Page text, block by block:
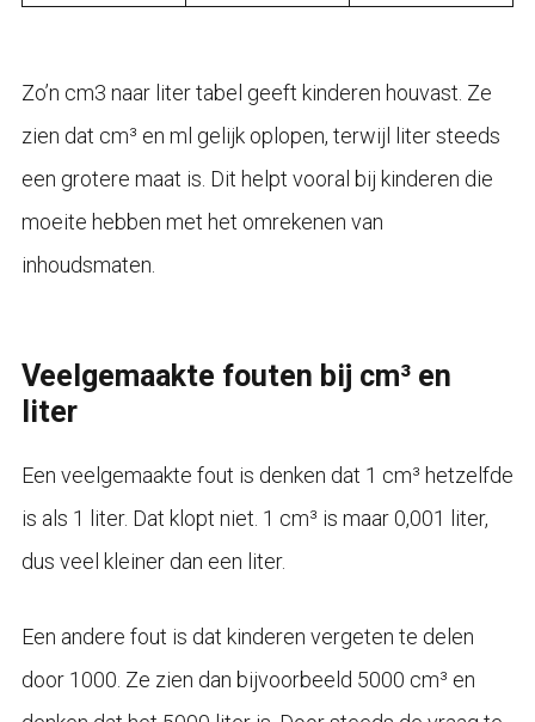
Zo’n cm3 naar liter tabel geeft kinderen houvast. Ze
zien dat cm³ en ml gelijk oplopen, terwijl liter steeds
een grotere maat is. Dit helpt vooral bij kinderen die
moeite hebben met het omrekenen van
inhoudsmaten.
Veelgemaakte fouten bij cm³ en
liter
Een veelgemaakte fout is denken dat 1 cm³ hetzelfde
is als 1 liter. Dat klopt niet. 1 cm³ is maar 0,001 liter,
dus veel kleiner dan een liter.
Een andere fout is dat kinderen vergeten te delen
door 1000. Ze zien dan bijvoorbeeld 5000 cm³ en